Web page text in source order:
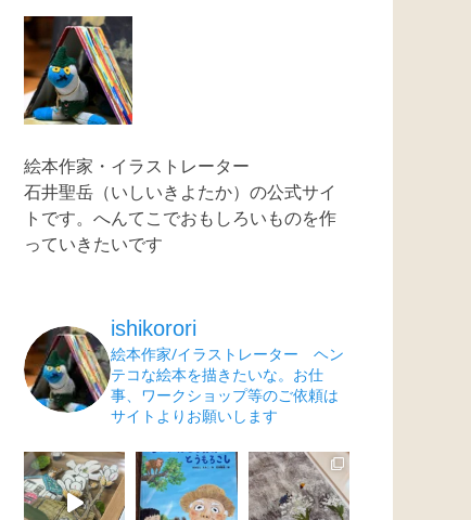
絵本作家・イラストレーター
石井聖岳（いしいきよたか）の公式サイ
トです。へんてこでおもしろいものを作
っていきたいです
ishikorori
絵本作家/イラストレーター ヘン
テコな絵本を描きたいな。お仕
事、ワークショップ等のご依頼は
サイトよりお願いします